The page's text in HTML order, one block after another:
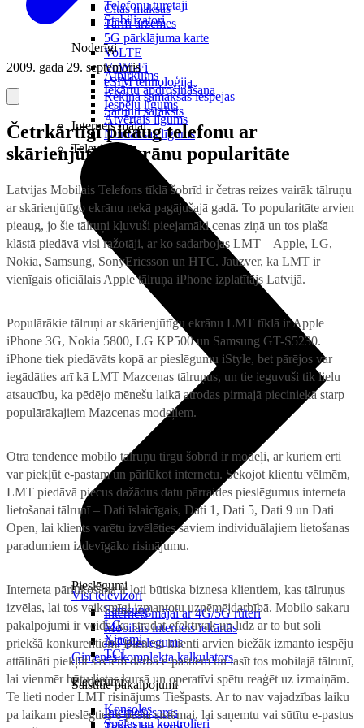
Citas maksas
Tarifi ārzemēs
5G pārklājuma karte
VoLTE
VoWi-Fi
eSIM tehnoloģija
Rēķina samaksas iespējas
Sarunu saraksts
Internets mājai
Pieslēgumi
Internets mājai ar 4G/5G rūteri
Mobilais internets iekārtās
IoT pieslēgums
Ģimenes komplekta kalkulators
Saistītie pakalpojumi
Interneta sargs
Telefonu turētaji
Stabilizatori
Noderīgi
Atpirkums
Iekārtu apdrošināšana
Iespēju līgums
Atvērtais līgums
Nomaksas līgums
Televizori
Visi televizori
Samsung
LG
Xiaomi
TCL
Piederumi
Konsoles
Spēles un kontrolieri
2009. gada 29. septembris
Četrkārtīgi pieaug telefonu ar
skārienjūtīgu ekrānu popularitāte
Latvijas Mobilais Telefons tīklā šobrīd ir četras reizes vairāk tālruņu
ar skārienjūtīgo ekrānu nekā pagājušajā gadā. To popularitāte arvien
pieaug, jo šie tālruņi kļuvuši pieejamāki cenas ziņā un tos plašā
klāstā piedāvā visi ražotāji, ar ko sadarbojas LMT – Apple, LG,
Nokia, Samsung, SonyEricsson un HTC. Jāuzver, ka LMT ir
vienīgais oficiālais Apple tālruņa iPhone izplatītājs Latvijā.
Populārākie tālruņi ar skārienjūtīgu ekrānu LMT tīklā ir Apple
iPhone 3G, Nokia 5800, LG KP500 un Samsung GT-S5230.
iPhone tiek piedāvāts kopā ar pieslēgumu iStyle, bet pārējos var
iegādāties arī kā LMT Mazcenas tālruņus, un tie ieguvuši tik lielu
atsaucību, ka pēdējo mēnešu laikā atrodas pirmajā pieciniekā starp
populārākajiem Mazcenas modeļiem.
Otra tendence mobilo tālruņu tirgū šobrīd ir modeļi, ar kuriem ērti
var piekļūt e-pastam un pārlūkot internetu. Sekojot klientu vēlmēm,
LMT piedāvā piecus dažādus datu pārraides pieslēgumus interneta
lietošanai tālrunī – Dati īslaicīgais, Dati 1, Dati 5, Dati 9 un Dati
Open, lai klients varētu izvēlēties saviem individuālajiem lietošanas
paradumiem izdevīgāko risinājumu.
Interneta pārlūkošana ir ļoti būtiska biznesa klientiem, kas tālruņus
izvēlas, lai tos veiksmīgi izmantotu uzņēmējdarbībā. Mobilo sakaru
pakalpojumi ir veids, kā strādāt efektīvāk un līdz ar to būt soli
priekšā konkurentiem. Biznesa klienti arvien biežāk izmanto iespēju
attālināti piekļūt saviem darba e-pastiem un lasīt tos mobilajā tālrunī,
lai vienmēr būtu lietas kursā un operatīvi spētu reaģēt uz izmaiņām.
Te lieti noder LMT risinājums Tiešpasts. Ar to nav vajadzības laiku
pa laikam pieslēgties e-pasta sistēmai, lai saņemtu vai sūtītu e-pastus